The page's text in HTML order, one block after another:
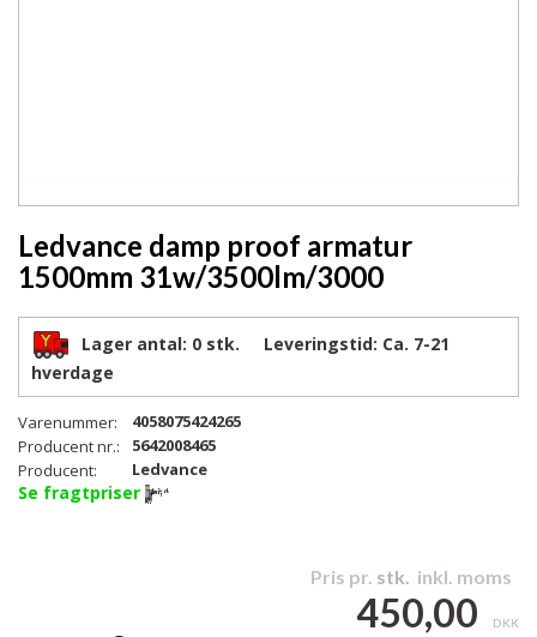
Ledvance damp proof armatur
1500mm 31w/3500lm/3000
Lager antal: 0 stk. Leveringstid: Ca. 7-21
hverdage
Varenummer:
4058075424265
Producent nr.:
5642008465
Producent:
Ledvance
Se fragtpriser
Pris pr. stk. inkl. moms
450,00 DKK